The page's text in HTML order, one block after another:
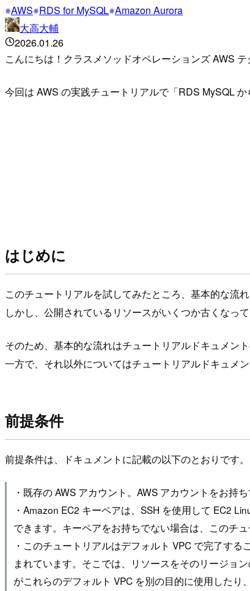
AWS RDS for MySQL Amazon Aurora
大高大輔
2026.01.26
こんにちは！クラスメソッドオペレーションズ AWS
今回は AWS の実践チュートリアルで「RDS MySQL
はじめに
このチュートリアルを試してみたところ、基本的な流れ
しかし、公開されているリソースがいくつか古くなっ
そのため、基本的な流れはチュートリアルドキュメン
一方で、それ以外についてはチュートリアルドキュメ
前提条件
前提条件は、ドキュメントに記載の以下のとおりです
・既存の AWS アカウント。AWS アカウントをお持
・Amazon EC2 キーペアは、SSH を使用して EC2
できます。キーペアをお持ちでない場合は、このチ
・このチュートリアルはデフォルト VPC で完了す
まれています。そこでは、リソースをそのリージョ
がこれらのデフォルト VPC を別の目的に使用した